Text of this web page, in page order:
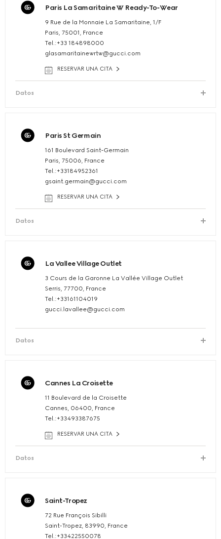
Paris La Samaritaine W Ready-To-Wear
9 Rue de la Monnaie La Samaritaine, 1/F
Paris, 75001, France
Tel.:+33 184898000
glasamaritainewrtw@gucci.com
RESERVAR UNA CITA
Datos
Paris St Germain
161 Boulevard Saint-Germain
Paris, 75006, France
Tel.:+33184952361
gsaint.germain@gucci.com
RESERVAR UNA CITA
Datos
La Vallee Village Outlet
3 Cours de la Garonne La Vallée Village Outlet
Serris, 77700, France
Tel.:+33161104019
gucci.lavallee@gucci.com
Datos
Cannes La Croisette
11 Boulevard de la Croisette
Cannes, 06400, France
Tel.:+33493387675
RESERVAR UNA CITA
Datos
Saint-Tropez
72 Rue François Sibilli
Saint-Tropez, 83990, France
Tel.:+33422550078